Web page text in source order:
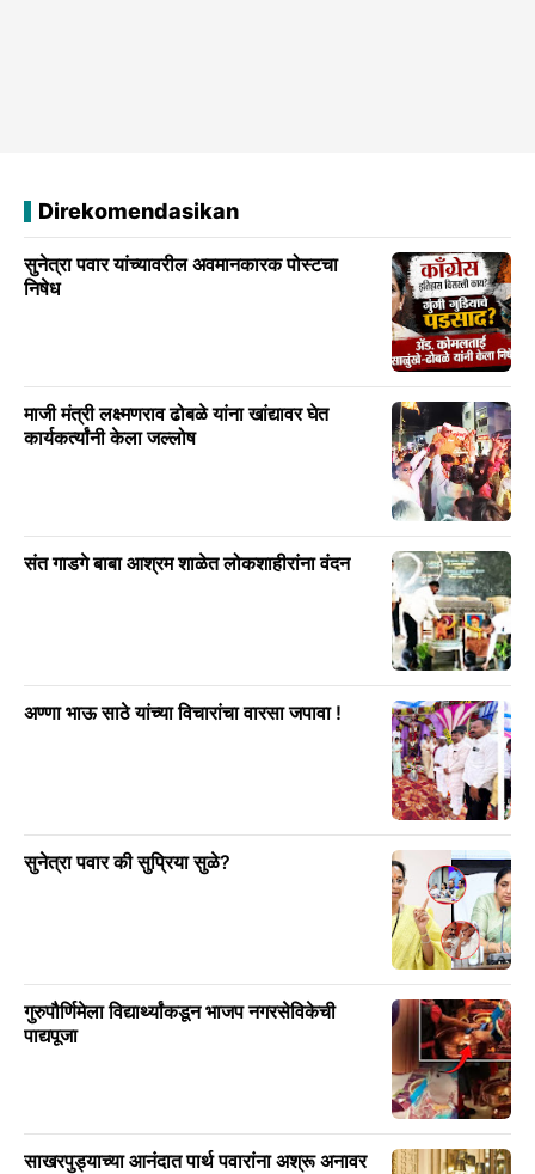
Direkomendasikan
सुनेत्रा पवार यांच्यावरील अवमानकारक पोस्टचा
निषेध
माजी मंत्री लक्ष्मणराव ढोबळे यांना खांद्यावर घेत
कार्यकर्त्यांनी केला जल्लोष
संत गाडगे बाबा आश्रम शाळेत लोकशाहीरांना वंदन
अण्णा भाऊ साठे यांच्या विचारांचा वारसा जपावा !
सुनेत्रा पवार की सुप्रिया सुळे?
गुरुपौर्णिमेला विद्यार्थ्यांकडून भाजप नगरसेविकेची
पाद्यपूजा
साखरपुड्याच्या आनंदात पार्थ पवारांना अश्रू अनावर